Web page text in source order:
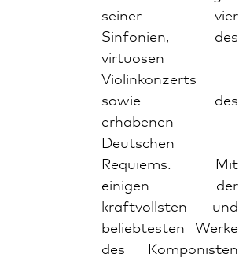
seiner vier
Sinfonien, des
virtuosen
Violinkonzerts
sowie des
erhabenen
Deutschen
Requiems. Mit
einigen der
kraftvollsten und
beliebtesten Werke
des Komponisten